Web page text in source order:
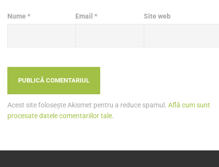
Nume * Email* Site web
Acest site folosește Akismet pentru a reduce spamul. Află cum sunt
procesate datele comentariilor tale.